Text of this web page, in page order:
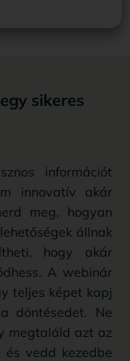
sikeres
információt
innovatív akár
meg, hogyan
állnak
hogy akár
A webinár
teljes képet kapj
döntésedet. Ne
megtaláld azt az
vedd kezedbe